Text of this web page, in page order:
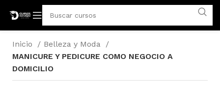
Inicio
Belleza y Moda
MANICURE Y PEDICURE COMO NEGOCIO A
DOMICILIO